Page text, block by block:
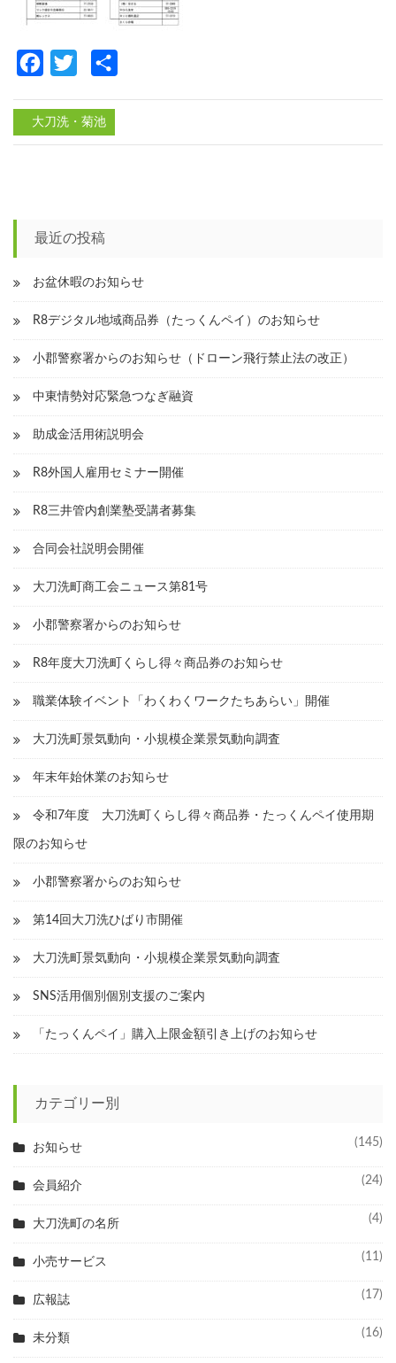
FacebookTwitter
ビ
ゲ
ー
シ
ョ
ン
大刀洗・菊池
最近の投稿
お盆休暇のお知らせ
R8デジタル地域商品券（たっくんペイ）のお知らせ
小郡警察署からのお知らせ（ドローン飛行禁止法の改正）
中東情勢対応緊急つなぎ融資
助成金活用術説明会
R8外国人雇用セミナー開催
R8三井管内創業塾受講者募集
合同会社説明会開催
大刀洗町商工会ニュース第81号
小郡警察署からのお知らせ
R8年度大刀洗町くらし得々商品券のお知らせ
職業体験イベント「わくわくワークたちあらい」開催
大刀洗町景気動向・小規模企業景気動向調査
年末年始休業のお知らせ
令和7年度 大刀洗町くらし得々商品券・たっくんペイ使用期
限のお知らせ
小郡警察署からのお知らせ
第14回大刀洗ひばり市開催
大刀洗町景気動向・小規模企業景気動向調査
SNS活用個別個別支援のご案内
「たっくんペイ」購入上限金額引き上げのお知らせ
カテゴリー別
お知らせ (145)
会員紹介 (24)
大刀洗町の名所 (4)
小売サービス (11)
広報誌 (17)
未分類 (16)